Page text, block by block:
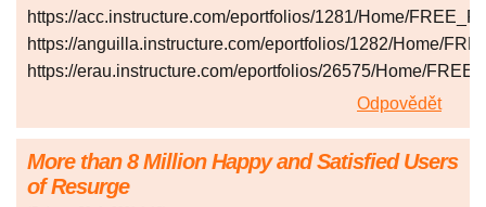
https://acc.instructure.com/eportfolios/1281/Home/
https://anguilla.instructure.com/eportfolios/1282/Home/
https://erau.instructure.com/eportfolios/26575/Home/
Odpovědět
More than 8 Million Happy and Satisfied Users
of Resurge